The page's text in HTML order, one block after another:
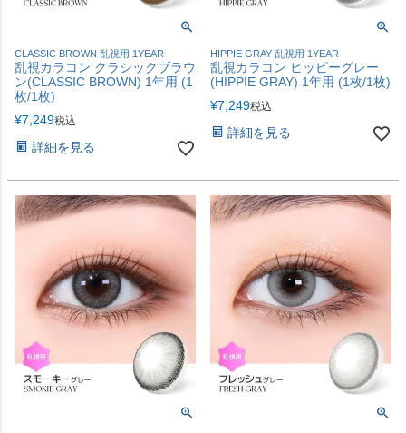
CLASSIC BROWN 乱視用 1YEAR
乱視カラコン クラシックブラウ
ン(CLASSIC BROWN) 1年用 (1
枚/1枚)
¥7,249税込
詳細を見る
HIPPIE GRAY 乱視用 1YEAR
乱視カラコン ヒッピーグレー
(HIPPIE GRAY) 1年用 (1枚/1枚)
¥7,249税込
詳細を見る